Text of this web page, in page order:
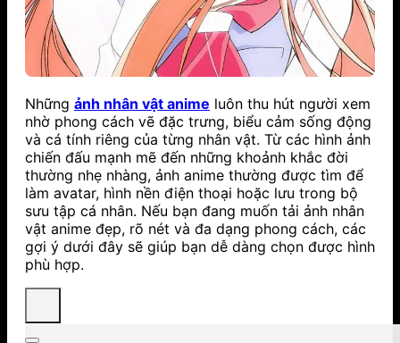
Những ảnh nhân vật anime luôn thu hút người xem
nhờ phong cách vẽ đặc trưng, biểu cảm sống động
và cá tính riêng của từng nhân vật. Từ các hình ảnh
chiến đấu mạnh mẽ đến những khoảnh khắc đời
thường nhẹ nhàng, ảnh anime thường được tìm để
làm avatar, hình nền điện thoại hoặc lưu trong bộ
sưu tập cá nhân. Nếu bạn đang muốn tải ảnh nhân
vật anime đẹp, rõ nét và đa dạng phong cách, các
gợi ý dưới đây sẽ giúp bạn dễ dàng chọn được hình
phù hợp.